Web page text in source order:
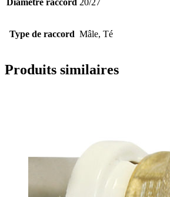
Type de raccord Mâle, Té
Produits similaires